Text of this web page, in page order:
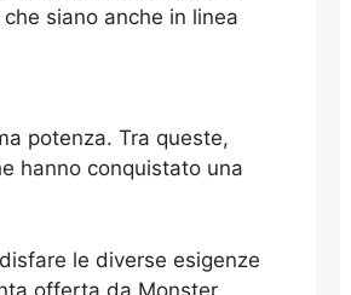
siano anche in linea
potenza. Tra queste,
hanno conquistato una
le diverse esigenze
offerta da Monster